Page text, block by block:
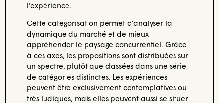
l’expérience.
Cette catégorisation permet d’analyser la
dynamique du marché et de mieux
appréhender le paysage concurrentiel. Grâce
à ces axes, les propositions sont distribuées sur
un spectre, plutôt que classées dans une série
de catégories distinctes. Les expériences
peuvent être exclusivement contemplatives ou
très ludiques, mais elles peuvent aussi se situer